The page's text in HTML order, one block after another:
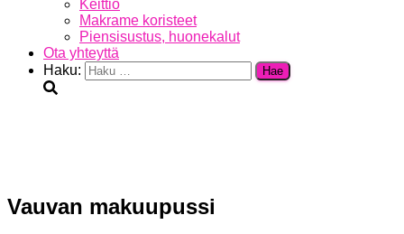
Keittiö
Makrame koristeet
Piensisustus, huonekalut
Ota yhteyttä
Haku:
Vauvan makuupussi